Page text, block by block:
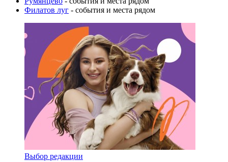
Филатов луг - события и места рядом
Выбор редакции